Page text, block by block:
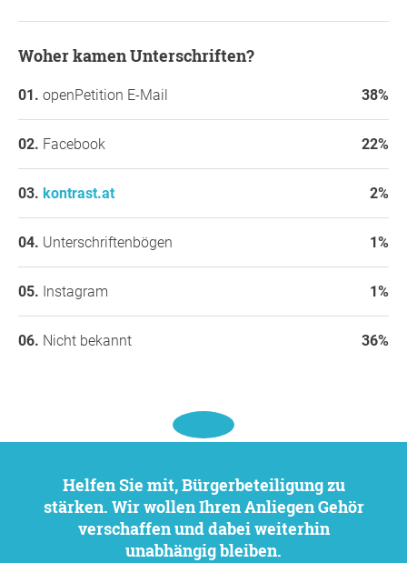
Woher kamen Unterschriften?
openPetition E-Mail 38%
Facebook 22%
kontrast.at 2%
Unterschriftenbögen 1%
Instagram 1%
Nicht bekannt 36%
Helfen Sie mit, Bürgerbeteiligung zu
stärken. Wir wollen Ihren Anliegen Gehör
verschaffen und dabei weiterhin
unabhängig bleiben.